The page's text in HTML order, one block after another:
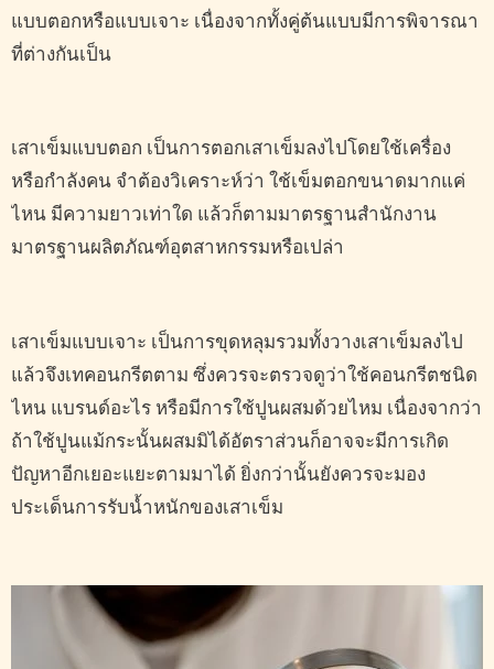
แบบตอกหรือแบบเจาะ เนื่องจากทั้งคู่ต้นแบบมีการพิจารณา
ที่ต่างกันเป็น
เสาเข็มแบบตอก เป็นการตอกเสาเข็มลงไปโดยใช้เครื่อง
หรือกำลังคน จำต้องวิเคราะห์ว่า ใช้เข็มตอกขนาดมากแค่
ไหน มีความยาวเท่าใด แล้วก็ตามมาตรฐานสำนักงาน
มาตรฐานผลิตภัณฑ์อุตสาหกรรมหรือเปล่า
เสาเข็มแบบเจาะ เป็นการขุดหลุมรวมทั้งวางเสาเข็มลงไป
แล้วจึงเทคอนกรีตตาม ซึ่งควรจะตรวจดูว่าใช้คอนกรีตชนิด
ไหน แบรนด์อะไร หรือมีการใช้ปูนผสมด้วยไหม เนื่องจากว่า
ถ้าใช้ปูนแม้กระนั้นผสมมิได้อัตราส่วนก็อาจจะมีการเกิด
ปัญหาอีกเยอะแยะตามมาได้ ยิ่งกว่านั้นยังควรจะมอง
ประเด็นการรับน้ำหนักของเสาเข็ม